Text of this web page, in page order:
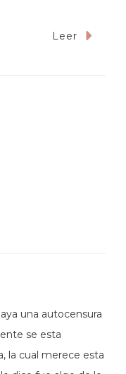
Leer
una autocensura
se esta
la cual merece esta